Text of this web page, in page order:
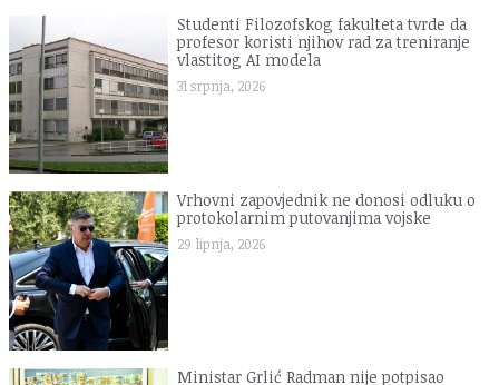
Studenti Filozofskog fakulteta tvrde da
profesor koristi njihov rad za treniranje
vlastitog AI modela
31 srpnja, 2026
Vrhovni zapovjednik ne donosi odluku o
protokolarnim putovanjima vojske
29 lipnja, 2026
Ministar Grlić Radman nije potpisao